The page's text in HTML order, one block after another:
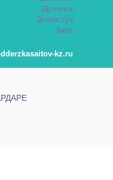
Щучинск
Экибастуз
Эмба
kz.ru